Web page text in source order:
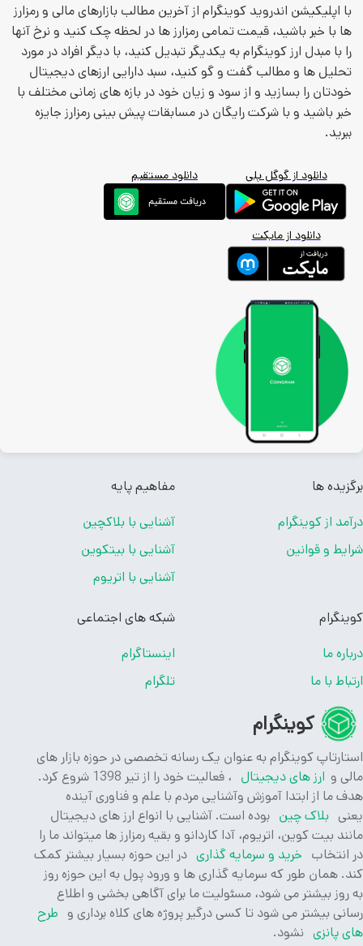
اپلیکیشن اندروید کوینگرام از آخرین مطالب بازارهای مالی و رمزارز
با خبر باشید، قیمت تمامی رمزارز ها در لحظه چک کنید و نرخ آنها
با مبدل ارز کوینگرام به یکدیگر تبدیل کنید، با دیگر افراد در مورد
ها و مطالب گفت و گو کنید، سبد دارایی ارزهای دیجیتال
را بسازید و از سود و زیان خود در بازه های زمانی مختلف با
باشید و با شرکت رایگان در مسابقات پیش بینی رمزارز جایزه
دانلود از گوگل پلی دانلود مستقیم
دانلود از مایکت
کوینگرام
کوینگرام به عنوان یک رسانه تخصصی در حوزه بازار های
و ارز های دیجیتال
، فعالیت خود را از تیر 1398 شروع کرد.
ما از ابتدا آموزش وآشنایی مردم با علم و فناوری آینده
بلاک چین بوده است. آشنایی با انواع ارز های دیجیتال
بیت کوین، اتریوم، آدا کاردانو و بقیه رمزارز ها میتواند ما را
خرید و سرمایه گذاری در این حوزه بسیار بیشتر کمک
همان طور که سرمایه گذاری ها و ورود پول به این حوزه روز
بیشتر می شود، مسئولیت ما برای آگاهی بخشی و اطلاع
بیشتر می شود تا کسی درگیر پروژه های کلاه برداری و طرح
پانزی نشود.
ها
از کوینگرام
و قوانین
مفاهیم پایه
آشنایی با بلاکچین
آشنایی با بیتکوین
آشنایی با اتریوم
ما
با ما
شبکه های اجتماعی
اینستاگرام
تلگرام